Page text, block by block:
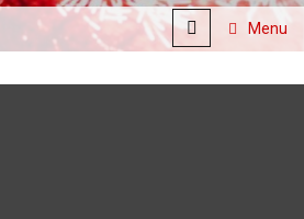
Menu